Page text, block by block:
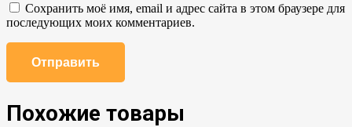
Сохранить моё имя, email и адрес сайта в этом браузере для
последующих моих комментариев.
Похожие товары